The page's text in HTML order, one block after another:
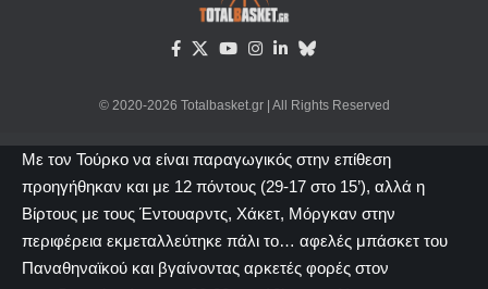
Με τον Τούρκο να είναι παραγωγικός στην επίθεση
προηγήθηκαν και με 12 πόντους (29-17 στο 15’), αλλά η
Βίρτους με τους Έντουαρντς, Χάκετ, Μόργκαν στην
περιφέρεια εκμεταλλεύτηκε πάλι το… αφελές μπάσκετ του
Παναθηναϊκού και βγαίνοντας αρκετές φορές στον
© 2020-2026 Totalbasket.gr | All Rights Reserved